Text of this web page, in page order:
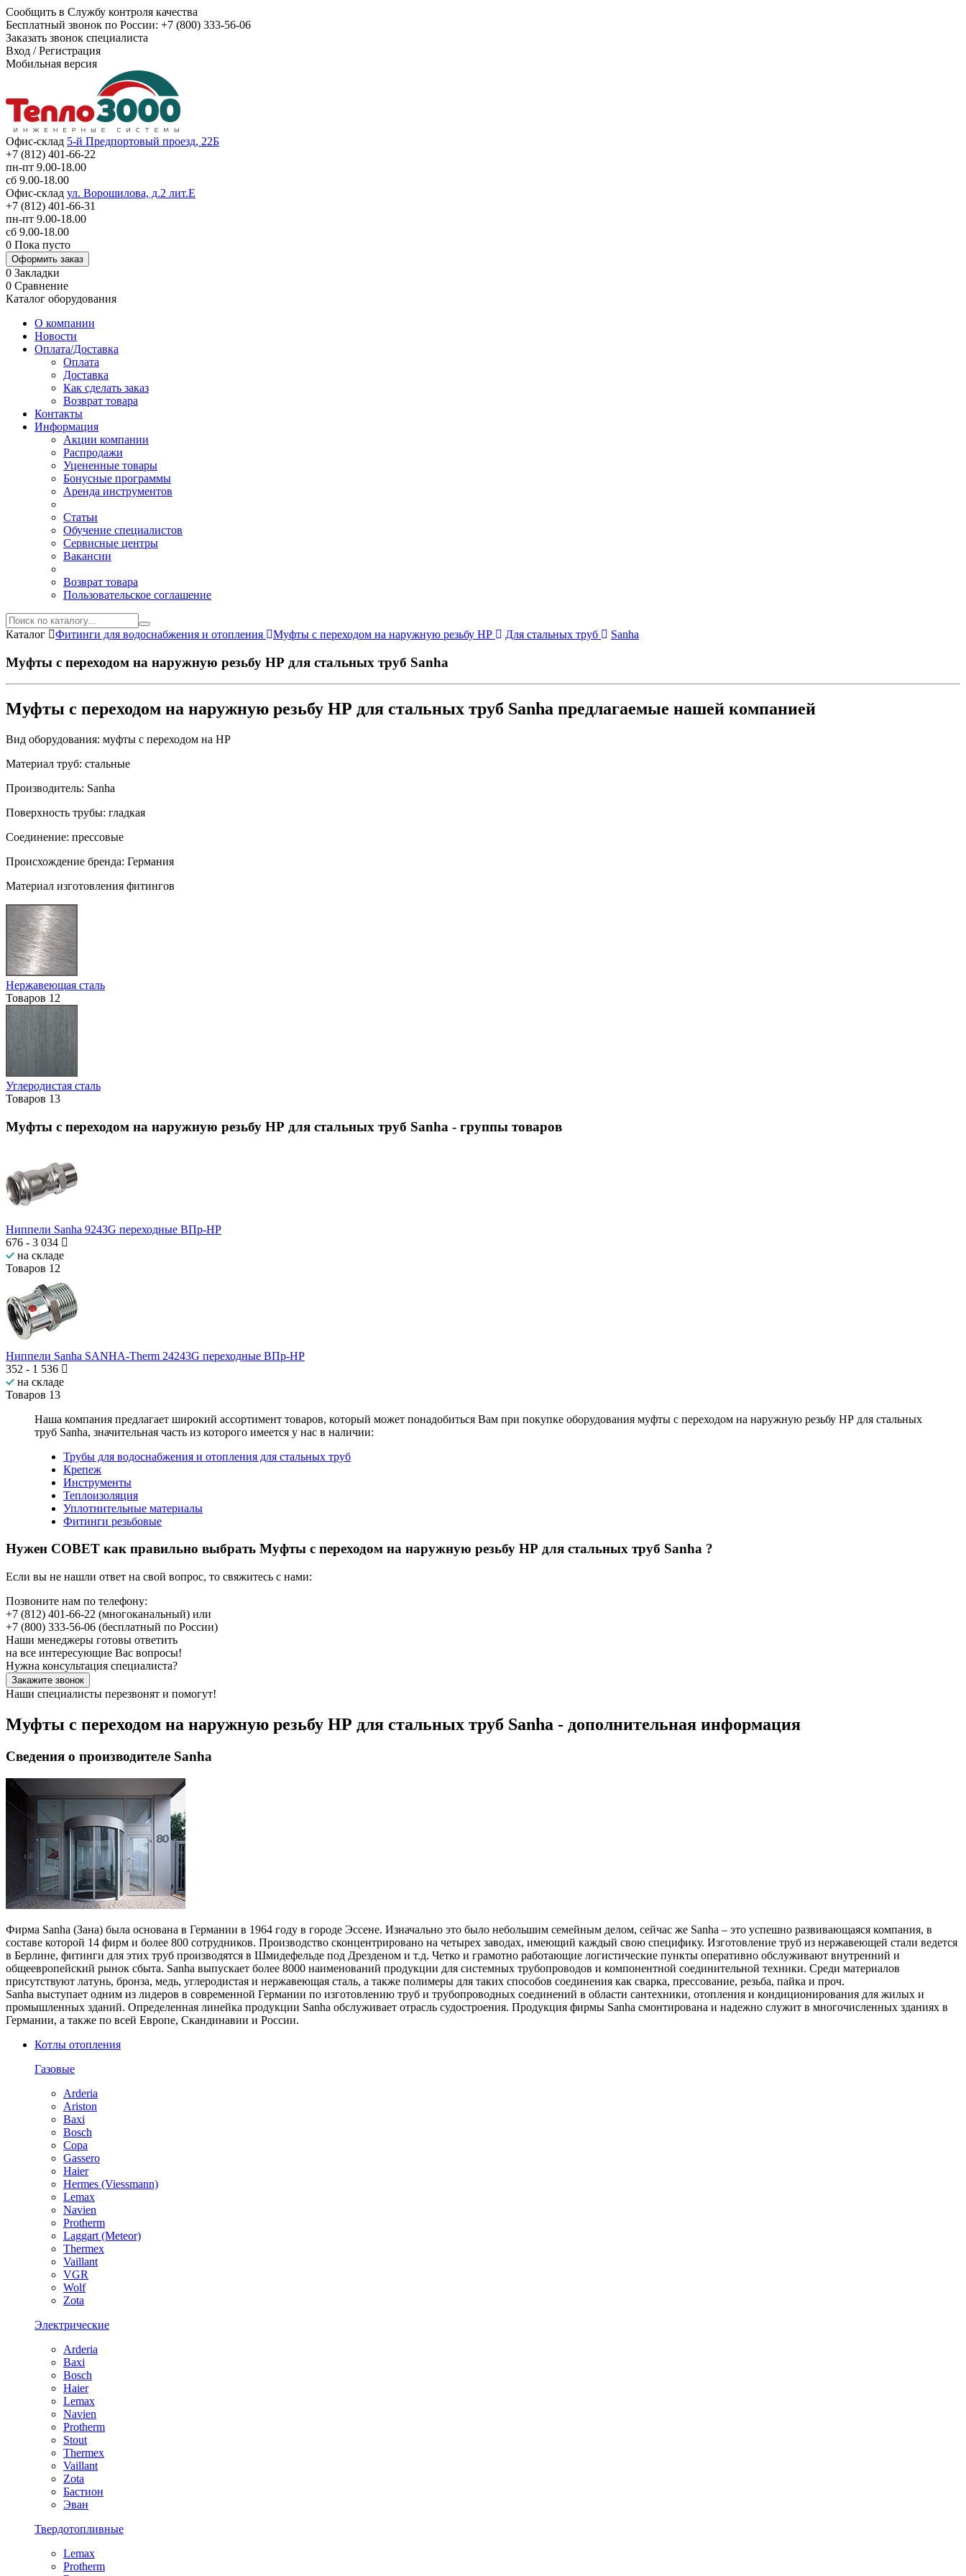
Сообщить в Службу контроля качества
Бесплатный звонок по России: +7 (800) 333-56-06
Заказать звонок специалиста
Вход /Регистрация
Мобильная версия
Офис-склад 5-й Предпортовый проезд, 22Б
+7 (812) 401-66-22
пн-пт 9.00-18.00
сб 9.00-18.00
Офис-склад ул. Ворошилова, д.2 лит.Е
+7 (812) 401-66-31
пн-пт 9.00-18.00
сб 9.00-18.00
0 Пока пусто
Оформить заказ
0 Закладки
0 Сравнение
Каталог оборудования
О компании
Новости
Оплата/Доставка
Оплата
Доставка
Как сделать заказ
Возврат товара
Контакты
Информация
Акции компании
Распродажи
Уцененные товары
Бонусные программы
Аренда инструментов
Статьи
Обучение специалистов
Сервисные центры
Вакансии
Возврат товара
Пользовательское соглашение
Каталог Фитинги для водоснабжения и отопления Муфты с переходом на наружную резьбу НР Для стальных труб Sanha
Муфты с переходом на наружную резьбу НР для стальных труб Sanha
Муфты с переходом на наружную резьбу НР для стальных труб Sanha предлагаемые нашей компанией
Вид оборудования: муфты с переходом на НР
Материал труб: стальные
Производитель: Sanha
Поверхность трубы: гладкая
Соединение: прессовые
Происхождение бренда: Германия
Материал изготовления фитингов
Нержавеющая сталь
Товаров 12
Углеродистая сталь
Товаров 13
Муфты с переходом на наружную резьбу НР для стальных труб Sanha - группы товаров
Ниппели Sanha 9243G переходные ВПр-НР
676 - 3 034
на складе
Товаров 12
Ниппели Sanha SANHA-Therm 24243G переходные ВПр-НР
352 - 1 536
на складе
Товаров 13
Наша компания предлагает широкий ассортимент товаров, который может понадобиться Вам при покупке оборудования муфты с переходом на наружную резьбу НР для стальных
труб Sanha, значительная часть из которого имеется у нас в наличии:
Трубы для водоснабжения и отопления для стальных труб
Крепеж
Инструменты
Теплоизоляция
Уплотнительные материалы
Фитинги резьбовые
Нужен СОВЕТ как правильно выбрать Муфты с переходом на наружную резьбу НР для стальных труб Sanha ?
Если вы не нашли ответ на свой вопрос, то свяжитесь с нами:
Позвоните нам по телефону:
+7 (812) 401-66-22 (многоканальный) или
+7 (800) 333-56-06 (бесплатный по России)
Наши менеджеры готовы ответить
на все интересующие Вас вопросы!
Нужна консультация специалиста?
Закажите звонок
Наши специалисты перезвонят и помогут!
Муфты с переходом на наружную резьбу НР для стальных труб Sanha - дополнительная информация
Сведения о производителе Sanha
Фирма Sanha (Зана) была основана в Германии в 1964 году в городе Эссене. Изначально это было небольшим семейным делом, сейчас же Sanha – это успешно развивающаяся компания, в
составе которой 14 фирм и более 800 сотрудников. Производство сконцентрировано на четырех заводах, имеющий каждый свою специфику. Изготовление труб из нержавеющей стали ведется
в Берлине, фитинги для этих труб производятся в Шмидефельде под Дрезденом и т.д. Четко и грамотно работающие логистические пункты оперативно обслуживают внутренний и
общеевропейский рынок сбыта. Sanha выпускает более 8000 наименований продукции для системных трубопроводов и компонентной соединительной техники. Среди материалов
присутствуют латунь, бронза, медь, углеродистая и нержавеющая сталь, а также полимеры для таких способов соединения как сварка, прессование, резьба, пайка и проч.
Sanha выступает одним из лидеров в современной Германии по изготовлению труб и трубопроводных соединений в области сантехники, отопления и кондиционирования для жилых и
промышленных зданий. Определенная линейка продукции Sanha обслуживает отрасль судостроения. Продукция фирмы Sanha смонтирована и надежно служит в многочисленных зданиях в
Германии, а также по всей Европе, Скандинавии и России.
Котлы отопления
Газовые
Arderia
Ariston
Baxi
Bosch
Copa
Gassero
Haier
Hermes (Viessmann)
Lemax
Navien
Protherm
Laggart (Meteor)
Thermex
Vaillant
VGR
Wolf
Zota
Электрические
Arderia
Baxi
Bosch
Haier
Lemax
Navien
Protherm
Stout
Thermex
Vaillant
Zota
Бастион
Эван
Твердотопливные
Lemax
Protherm